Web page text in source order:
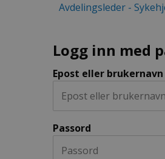
Avdelingsleder -
Logg inn med
Epost eller brukernavn
Passord